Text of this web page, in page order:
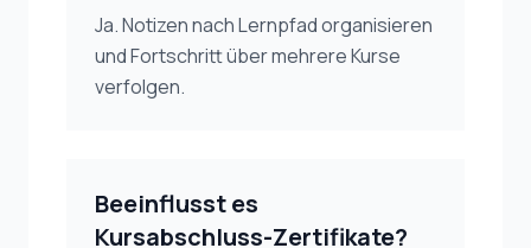
Ja. Notizen nach Lernpfad organisieren
und Fortschritt über mehrere Kurse
verfolgen.
Beeinflusst es
Kursabschluss-Zertifikate?